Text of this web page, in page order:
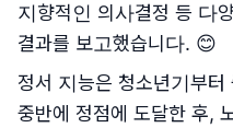
지향적인 의사결정 등 다
결과를 보고했습니다. 😊
정서 지능은 청소년기부
중반에 정점에 도달한 후,